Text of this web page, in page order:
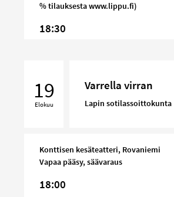
% tilauksesta www.lippu.fi)
18:30
virran19
Elokuu
Varrella virran
Lapin sotilassoittokunta
Konttisen kesäteatteri, Rovaniemi
Vapaa pääsy, säävaraus
18:00